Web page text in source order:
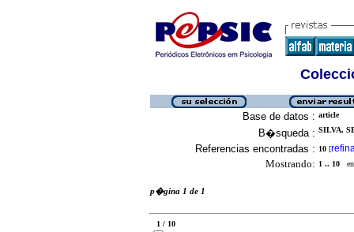
Base de datos : article
B�squeda : SILVA,
Referencias encontradas : 10 [
Mostrando: 1 .. 10 en
p�gina 1 de 1
1 / 10